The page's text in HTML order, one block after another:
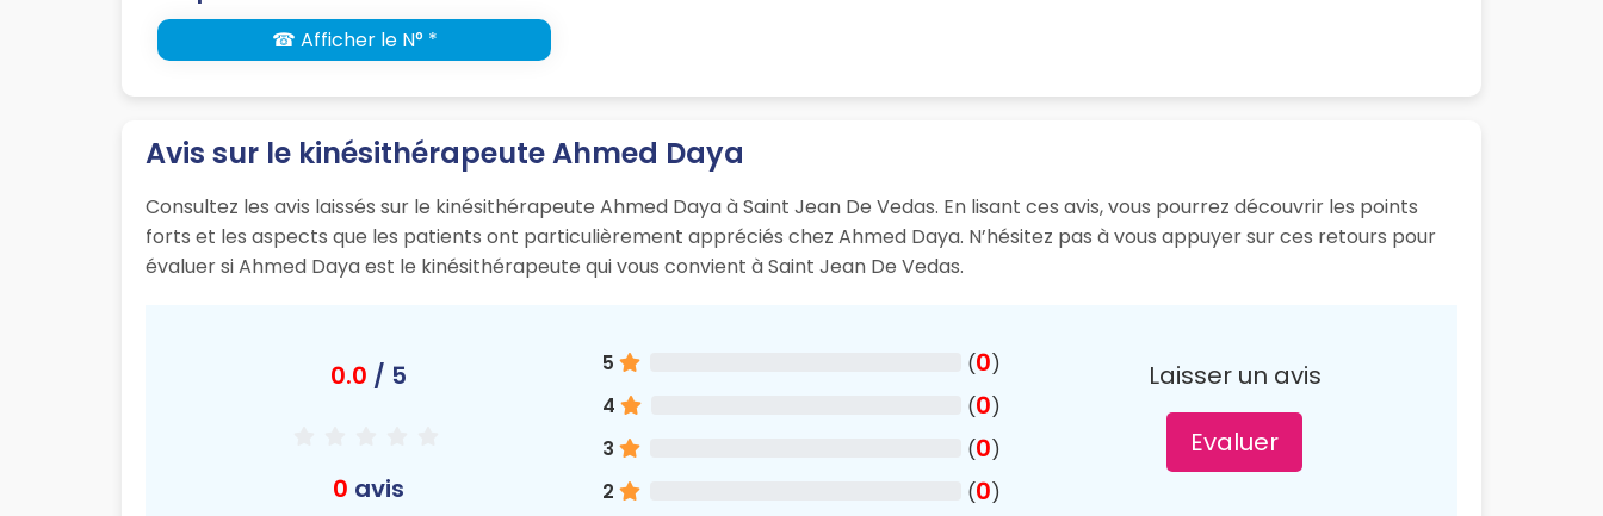
☎ Afficher le N° *
Avis sur le kinésithérapeute Ahmed Daya
Consultez les avis laissés sur le kinésithérapeute Ahmed Daya à Saint Jean De Vedas. En lisant ces avis, vous pourrez découvrir les points
forts et les aspects que les patients ont particulièrement appréciés chez Ahmed Daya. N’hésitez pas à vous appuyer sur ces retours pour
évaluer si Ahmed Daya est le kinésithérapeute qui vous convient à Saint Jean De Vedas.
0.0 / 5
0 avis
5 (0)
4
(0)
3
(0)
2
(0)
Laisser un avis
Evaluer